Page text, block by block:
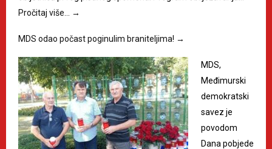
Pročitaj više…
→
MDS odao počast poginulim braniteljima! →
MDS,
Međimurski
demokratski
savez je
povodom
Dana pobjede